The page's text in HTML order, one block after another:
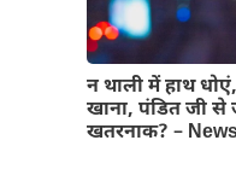
न थाली में हाथ
खाना, पंडित जी से
खतरनाक? –